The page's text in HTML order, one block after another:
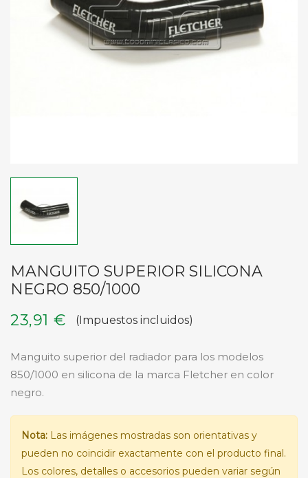
MANGUITO SUPERIOR SILICONA
NEGRO 850/1000
23,91 €
(Impuestos incluidos)
Manguito superior del radiador para los modelos
850/1000 en silicona de la marca Fletcher en color
negro.
Nota: Las imágenes mostradas son orientativas y
pueden no coincidir exactamente con el producto final.
Los colores, detalles o accesorios pueden variar según